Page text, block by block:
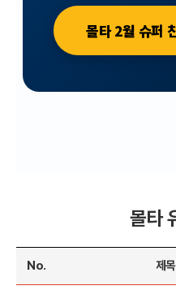
몰타 2월 슈퍼
몰타
No. 제목